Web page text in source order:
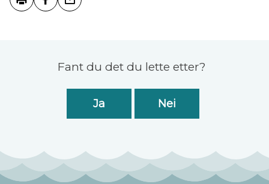
Fant du det du lette etter?
Ja Nei